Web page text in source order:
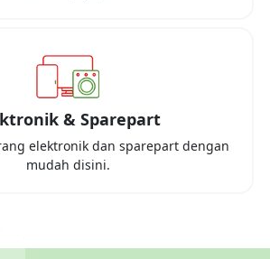
& Sparepart
elektronik dan sparepart dengan
mudah disini.